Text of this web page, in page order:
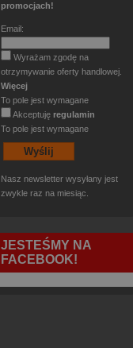
promocjach!
Email:
Wyrażam zgodę na
otrzymywanie oferty handlowej.
Więcej
To pole jest wymagane
Akceptuję regulamin
To pole jest wymagane
Nasz newsletter wysyłany jest
zwykle raz na miesiąc.
JESTEŚMY NA
FACEBOOK!